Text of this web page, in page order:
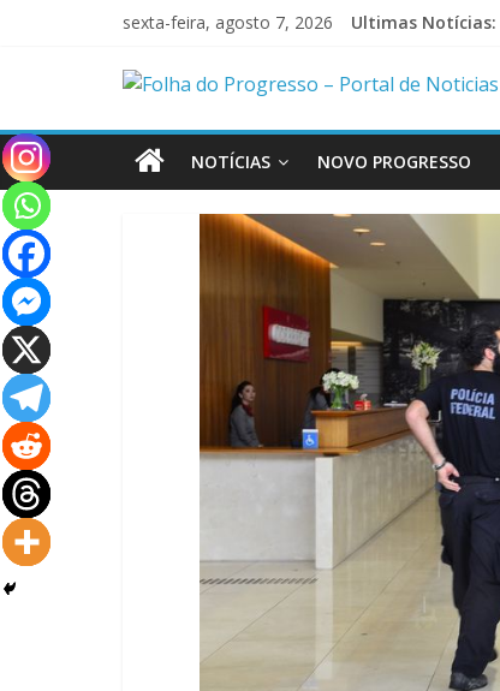
sexta-feira, agosto 7, 2026 Ultimas Notícias:
NOTÍCIAS
NOVO PROGRESSO